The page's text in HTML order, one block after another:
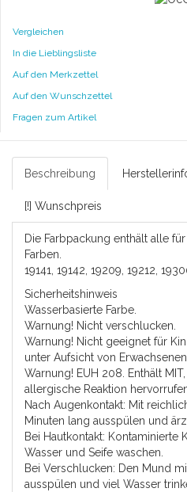
Vergleichen
In die Lieblingsliste
Auf den Merkzettel
Auf den Wunschzettel
Fragen zum Artikel
Beschreibung
[!] Wunschpreis
Die Farbpackung enthält alle
Farben.
19141, 19142, 19209, 19212,
Sicherheitshinweis
Wasserbasierte Farbe.
Warnung! Nicht verschlucken.
Warnung! Nicht geeignet für
unter Aufsicht von
Warnung! EUH 208. Enthält
allergische Reaktion
Nach Augenkontakt: Mit
Minuten lang ausspülen und
Bei Hautkontakt: Kontaminierte
Wasser und Seife waschen.
Bei Verschlucken: Den Mund
ausspülen und viel Wasser